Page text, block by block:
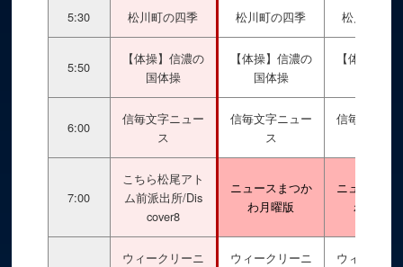
5:30 松川町の四季 松川町の四季 松川町の
5:50
【体操】信濃の
国体操
【体操】信濃の
国体操
【体操】信
6:00
信毎文字ニュー
ス
信毎文字ニュー
ス
信毎文字ニ
7:00
こちら松尾アト
ム前派出所/Dis
cover8
ニュースまつか
わ月曜版
ニュースま
わ月曜版
ウィークリーニ
ウィークリーニ
ウィークリ